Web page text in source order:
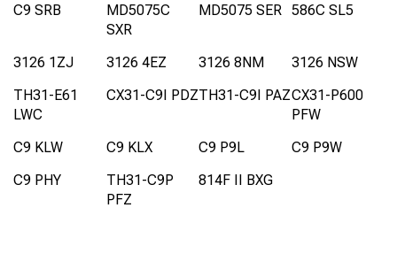
C9 SRB
MD5075C
SXR
MD5075 SER 586C SL5
3126 1ZJ 3126 4EZ 3126 8NM
3126 NSW
TH31-E61
LWC
CX31-C9I PDZTH31-C9I PAZCX31-P600
PFW
C9 KLW
C9 KLX C9 P9L
C9 P9W
C9 PHY
TH31-C9P
PFZ
814F II BXG